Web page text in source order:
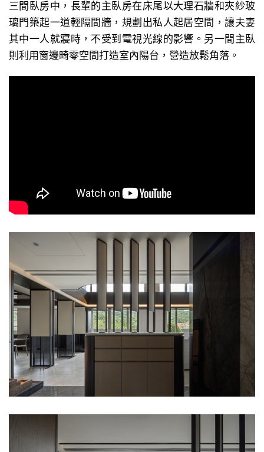
三間臥房中，長輩的主臥房在床尾以大理石牆和夾紗玻
璃門築起一道輕隔間牆，規劃出私人起居空間，讓夫妻
其中一人就寢時，不受到電視光線的影響。另一間主臥
則利用窗邊畸零空間打造室內陽台，營造放鬆角落。